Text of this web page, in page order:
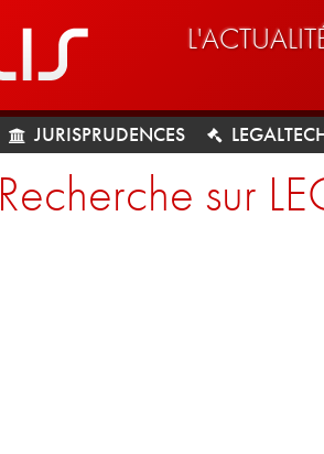
JURISPRUDENCES
Recherche sur